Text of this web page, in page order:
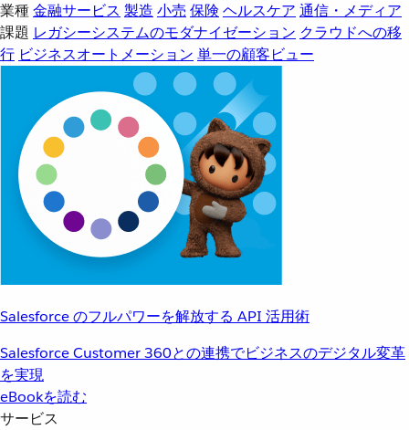
業種金融サービス 製造 小売 保険 ヘルスケア 通信・メディア
課題 レガシーシステムのモダナイゼーション クラウドへの移
行 ビジネスオートメーション 単一の顧客ビュー
Salesforce のフルパワーを解放する API 活用術
Salesforce Customer 360との連携でビジネスのデジタル変革
を実現
eBookを読む
サービス